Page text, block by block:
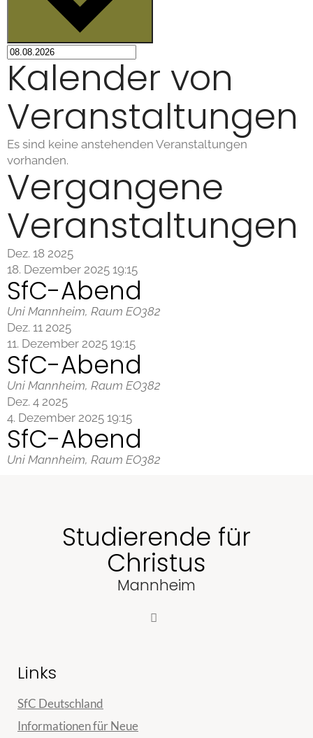
Kalender von
Veranstaltungen
Es sind keine anstehenden Veranstaltungen
vorhanden.
Vergangene
Veranstaltungen
Dez. 18 2025
18. Dezember 2025 19:15
SfC-Abend
Uni Mannheim, Raum EO382
Dez. 11 2025
11. Dezember 2025 19:15
SfC-Abend
Uni Mannheim, Raum EO382
Dez. 4 2025
4. Dezember 2025 19:15
SfC-Abend
Uni Mannheim, Raum EO382
Studierende für
Christus
Mannheim
Links
SfC Deutschland
Informationen für Neue